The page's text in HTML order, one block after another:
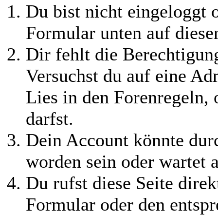
Du bist nicht eingeloggt
Formular unten auf
Dir fehlt die
Versuchst du auf eine
Lies in den Forenregeln,
darfst.
Dein Account könnte
worden sein oder wartet
Du rufst diese Seite
Formular oder den